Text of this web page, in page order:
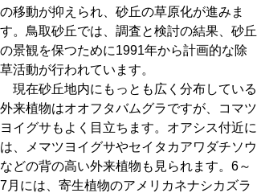
の移動が抑えられ、砂丘の草原化が進みま
す。鳥取砂丘では、調査と検討の結果、砂丘
の景観を保つために1991年から計画的な除
草活動が行われています。
現在砂丘地内にもっとも広く分布している
外来植物はオオフタバムグラですが、コマツ
ヨイグサもよく目立ちます。オアシス付近に
は、メマツヨイグサやセイタカアワダチソウ
などの背の高い外来植物も見られます。6～
7月には、寄生植物のアメリカネナシカズラ